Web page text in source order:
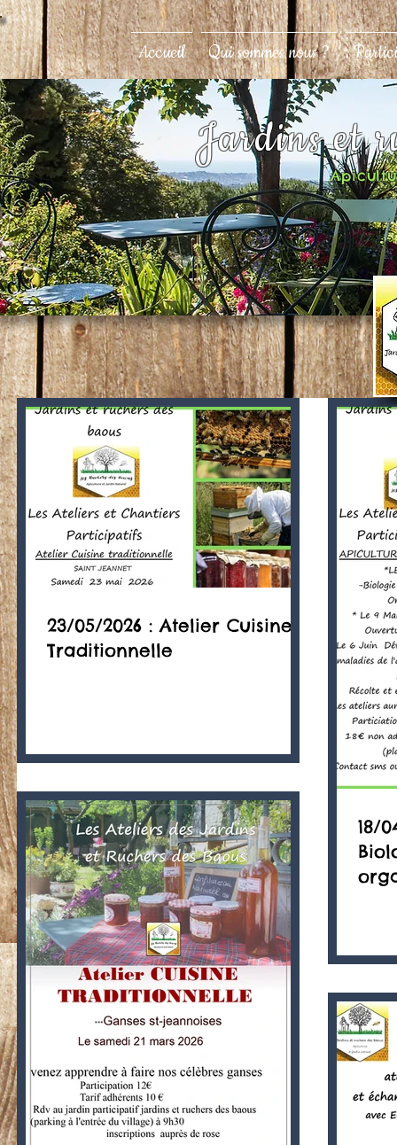
23/05/2026 : Atelier Cuisine
Traditionnelle
18/
Accueil Qui sommes nous ?
Jardins et